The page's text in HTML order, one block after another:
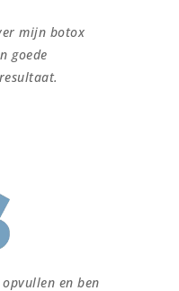
mijn botox
goede
en ben